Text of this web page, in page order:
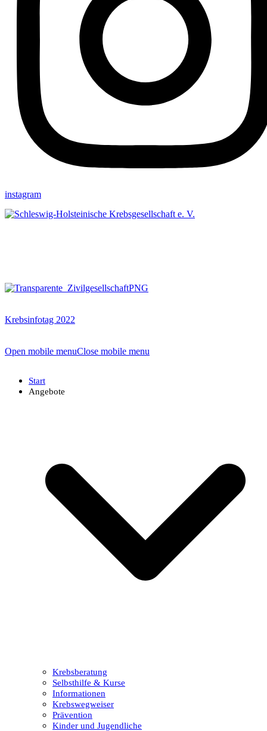
instagram
Krebsinfotag 2022
Open mobile menuClose mobile menu
Start
Angebote
Krebsberatung
Selbsthilfe & Kurse
Informationen
Krebswegweiser
Prävention
Kinder und Jugendliche